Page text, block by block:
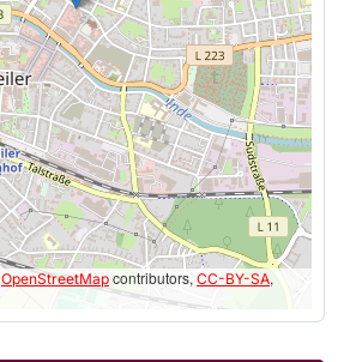
OpenStreetMap contributors, CC-BY-SA,